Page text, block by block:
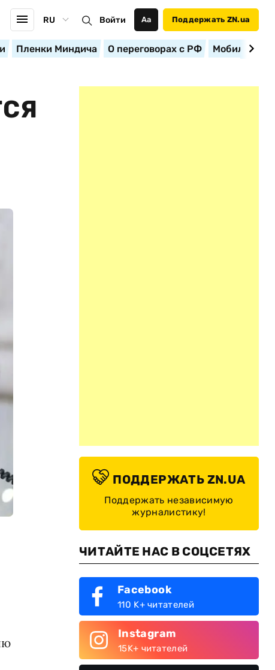
RU Войти Аа Поддержать ZN.ua
Пленки Миндича О переговорах с РФ
ПОДДЕРЖАТЬ ZN.UA
Поддержать независимую
журналистику!
ЧИТАЙТЕ НАС В СОЦСЕТЯХ
Facebook
110 K+ читателей
Instagram
15K+ читателей